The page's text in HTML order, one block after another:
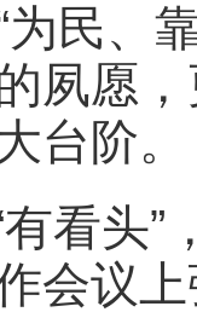
民、
夙愿
台阶。
看头
会议